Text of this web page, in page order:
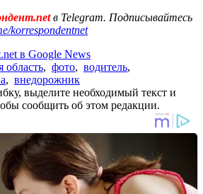
в Telegram. Подписывайтесь
korrespondentnet
в Google News
область, фото, водитель,
, внедорожник
выделите необходимый текст и
сообщить об этом редакции.